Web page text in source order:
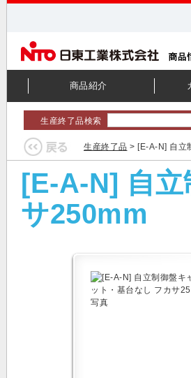
商品紹介
生産終了品検索
生産終了品 > [E-A-N] 自立
[E-A-N] 自
サ250mm